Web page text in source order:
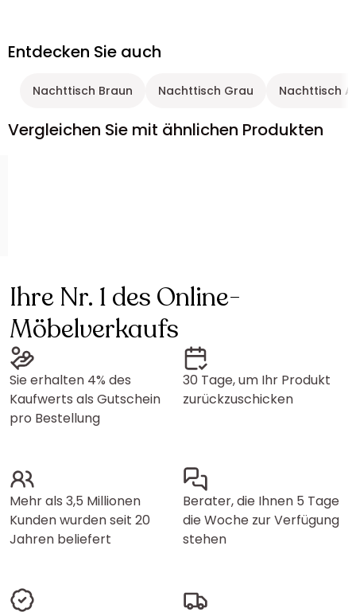
Entdecken Sie auch
Nachttisch Braun Nachttisch Grau Nachttisch
Vergleichen Sie mit ähnlichen Produkten
Ihre Nr. 1 des Online-
Möbelverkaufs
Sie erhalten 4% des
Kaufwerts als Gutschein
pro Bestellung
30 Tage, um Ihr Produkt
zurückzuschicken
Mehr als 3,5 Millionen
Kunden wurden seit 20
Jahren beliefert
Berater, die Ihnen 5 Tage
die Woche zur Verfügung
stehen